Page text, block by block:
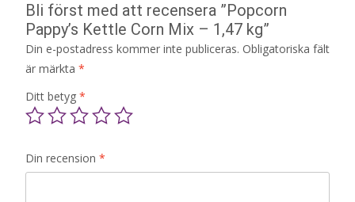
Bli först med att recensera ”Popcorn
Pappy’s Kettle Corn Mix – 1,47 kg”
Din e-postadress kommer inte publiceras. Obligatoriska fält
är märkta *
Ditt betyg *
Din recension *